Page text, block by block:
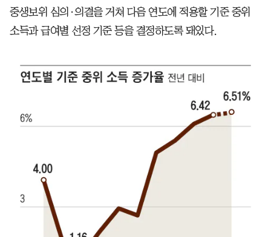
중생보위 심의·의결을 거쳐 다음 연도에 적용할 기준 중위
소득과 급여별 선정 기준 등을 결정하도록 돼있다.